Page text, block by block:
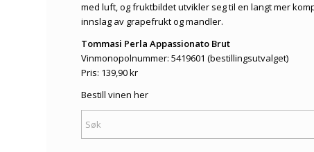
med luft, og fruktbildet utvikler seg til en langt mer
innslag av grapefrukt og mandler.
Tommasi Perla Appassionato Brut
Vinmonopolnummer: 5419601 (bestillingsutvalget)
Pris: 139,90 kr
Bestill vinen her